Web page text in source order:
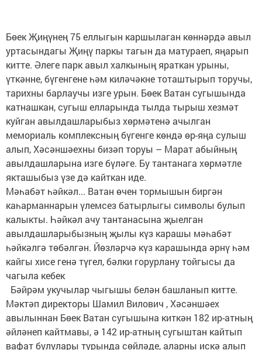
Бөек Җиңүнең 75 еллыгын каршылаган көннәрдә авыл
уртасындагы Җиңү паркы тагын да матураеп, яңарып
китте. Әлеге парк авыл халкының яраткан урыны,
үткәнне, бүгенгене һәм киләчәкне тоташтырып торучы,
тарихны барлаучы изге урын. Бөек Ватан сугышында
катнашкан, сугыш елларында тылда тырыш хезмәт
куйган авылдашларыбыз хөрмәтенә ачылган
мемориаль комплексның бүгенге көндә өр-яңа сулыш
алып, Хәсәншәехны бизәп торуы – Марат абыйның
авылдашларына изге бүләге. Бу тантанага хөрмәтле
якташыбыз үзе дә кайткан иде.
Мәһабәт һәйкәл... Ватан өчен тормышын биргән
каһарманнарын үлемсез батырлыгы символы булып
калыкты. Һәйкәл ачу тантанасына җыелган
авылдашларыбызның җылы күз карашы мәһабәт
һәйкәлгә төбәлгән. Йөзләрчә күз карашында әрнү һәм
кайгы хисе генә түгел, бәлки горурлану тойгысы да
чагыла кебек
Бәйрәм укучылар чыгышы белән башланып китте.
Мәктәп директоры Шамил Вилович , Хәсәншәех
авылыннан Бөек Ватан сугышына киткән 182 ир-атның
әйләнеп кайтмавы, ә 142 ир-атның сугыштан кайтып
вафат булулары турында сөйләде, аларны искә алып